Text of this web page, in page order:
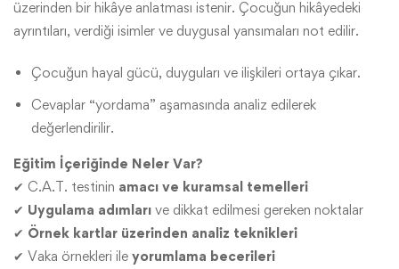
üzerinden bir hikâye anlatması istenir. Çocuğun hikâyedeki
ayrıntıları, verdiği isimler ve duygusal yansımaları not edilir.
Çocuğun hayal gücü, duyguları ve ilişkileri ortaya çıkar.
Cevaplar “yordama” aşamasında analiz edilerek
değerlendirilir.
Eğitim İçeriğinde Neler Var?
✔ C.A.T. testinin amacı ve kuramsal temelleri
✔ Uygulama adımları ve dikkat edilmesi gereken noktalar
✔ Örnek kartlar üzerinden analiz teknikleri
✔ Vaka örnekleri ile yorumlama becerileri